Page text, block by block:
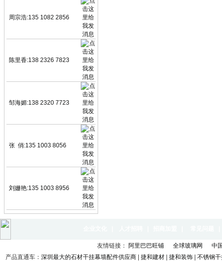
周宗浩:135 1082 2856
陈里香:138 2326 7823
邹海媚:138 2320 7723
张 俏:135 1003 8056
刘姗艳:135 1003 8956
友情链接： 阿里巴巴旺铺 全球玻璃网
中
产品直通车： 深圳最大的石材干挂幕墙配件供应商| 捷和建材| 捷和装饰| 不锈钢